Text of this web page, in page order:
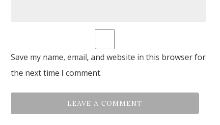
Save my name, email, and website in this browser for
the next time I comment.